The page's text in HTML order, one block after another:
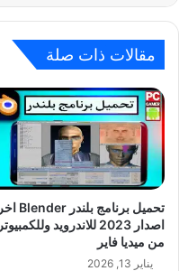
مقالات ذات صلة
تحميل برنامج بلندر Blender اخر
اصدار 2023 للاندرويد وللكمبيوتر
من ميديا فاير
يناير 13, 2026